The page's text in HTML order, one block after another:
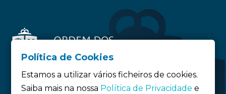
Política de Cookies
Estamos a utilizar vários ficheiros de cookies.
Saiba mais na nossa Política de Privacidade e